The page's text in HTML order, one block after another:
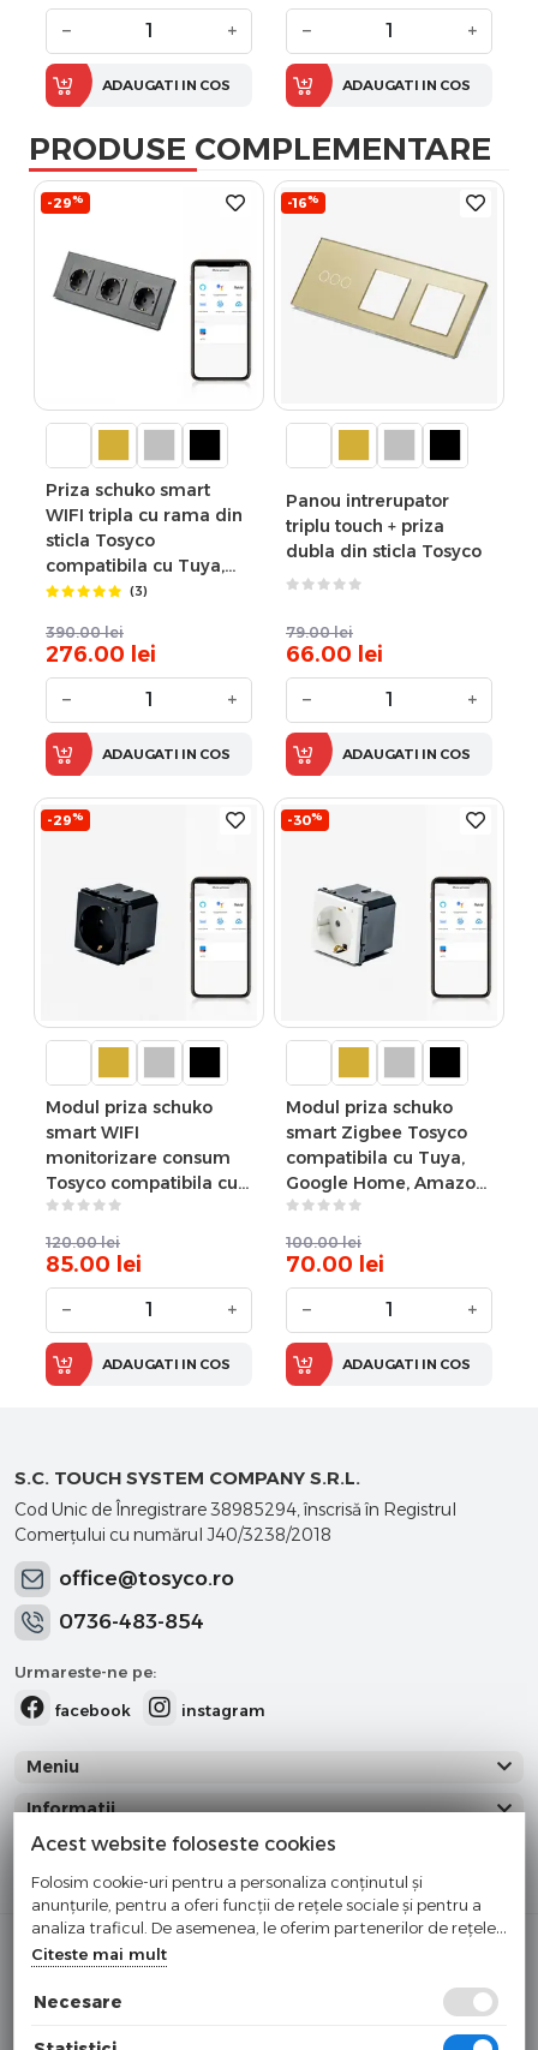
− +
ADAUGATI IN COS
− +
ADAUGATI IN COS
PRODUSE COMPLEMENTARE
-29%
Priza schuko smart
WIFI tripla cu rama din
sticla Tosyco
compatibila cu Tuya,
Google Home, Amazon
(3)
390.00 lei
276.00 lei
− +
ADAUGATI IN COS
-16%
Panou intrerupator
triplu touch + priza
dubla din sticla Tosyco
79.00 lei
66.00 lei
− +
ADAUGATI IN COS
-29%
Modul priza schuko
smart WIFI
monitorizare consum
Tosyco compatibila cu
Tuya, Google Home,
Amazon Alexa
120.00 lei
85.00 lei
− +
ADAUGATI IN COS
-30%
Modul priza schuko
smart Zigbee Tosyco
compatibila cu Tuya,
Google Home, Amazon
Alexa
100.00 lei
70.00 lei
− +
ADAUGATI IN COS
S.C. TOUCH SYSTEM COMPANY S.R.L.
Cod Unic de Înregistrare 38985294, înscrisă în Registrul
Comerţului cu numărul J40/3238/2018
office@tosyco.ro
0736-483-854
Urmareste-ne pe:
facebook
instagram
Meniu
Informatii
Categorii
Cumparati cu incredere
×
Acest website foloseste cookies
Folosim cookie-uri pentru a personaliza conținutul și
anunțurile, pentru a oferi funcții de rețele sociale și pentru a
analiza traficul. De asemenea, le oferim partenerilor de rețele
sociale, de publicitate și de analize informații cu privire la
modul în care folosiți site-ul nostru. Aceștia le pot combina cu
alte informații oferite de dvs. sau culese în urma folosirii
Citeste mai mult
Necesare